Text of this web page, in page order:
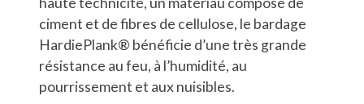
ciment et de fibres de cellulose, le bardage
HardiePlank® bénéficie d’une très grande
résistance au feu, à l’humidité, au
pourrissement et aux nuisibles.